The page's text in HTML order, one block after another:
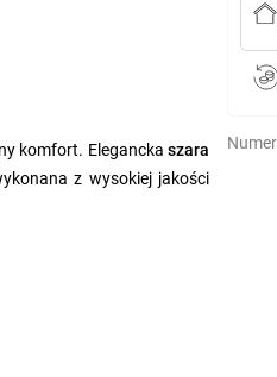
komfort. Elegancka szara
z wysokiej jakości